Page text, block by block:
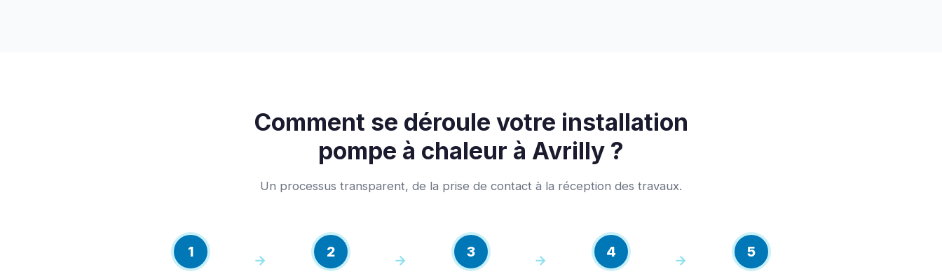
Comment se déroule votre installation
pompe à chaleur à Avrilly ?
Un processus transparent, de la prise de contact à la réception des travaux.
1 2 3 4 5